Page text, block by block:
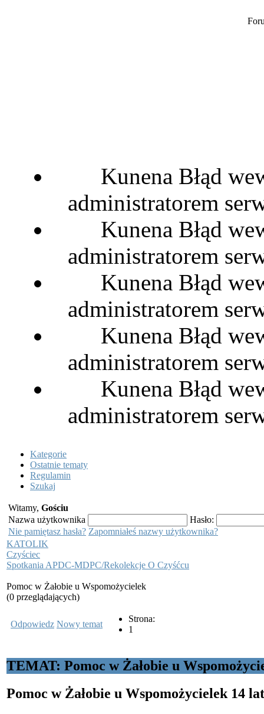
Kunena Błąd
administratorem
Kunena Błąd
administratorem
Kunena Błąd
administratorem
Kunena Błąd
administratorem
Kunena Błąd
administratorem
Kategorie
Ostatnie tematy
Regulamin
Szukaj
Witamy, Gościu
Nazwa użytkownika
Hasło:
Nie pamiętasz hasła? Zapomniałeś nazwy użytkownika?
KATOLIK
Czyściec
Spotkania APDC-MDPC/Rekolekcje O Czyśćcu
Pomoc w Żałobie u Wspomożycielek
(0 przeglądających)
Odpowiedz Nowy temat
Strona:
1
TEMAT: Pomoc w Żałobie u
Pomoc w Żałobie u Wspomożycielek 14